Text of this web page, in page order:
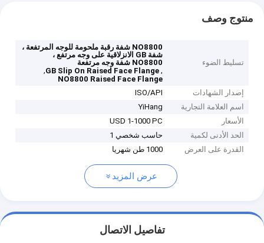
منتوج وصف
تسليط الضوء
NO8800 شفة رقبة ملحومة للوجه المرتفعة ،
شفة GB الانزلاقية على وجه مرتفع ،
NO8800 شفة وجه مرتفعة
,
GB Slip On Raised Face Flange
,
NO8800 Raised Face Flange
إصدار الشهادات
ISO/API
اسم العلامة التجارية
YiHang
الأسعار
USD 1-1000 PC
الحد الأدنى لكمية
حاسب شخصي 1
القدرة على العرض
1000 طن شهريا
عرض المزيد
تفاصيل الاتصال